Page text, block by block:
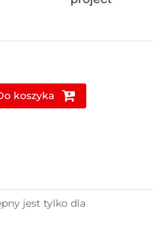
koszyka
jest tylko dla